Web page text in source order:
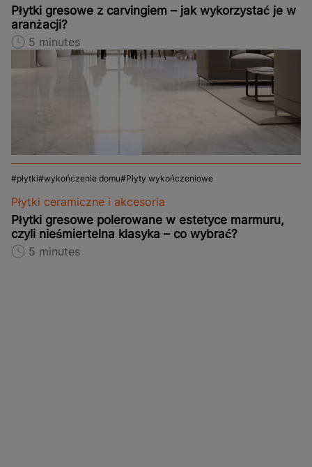
Płytki gresowe z carvingiem – jak wykorzystać je w
aranżacji?
5 minutes
płytki wykończenie domu Płyty wykończeniowe
Płytki ceramiczne i akcesoria
Płytki gresowe polerowane w estetyce marmuru,
czyli nieśmiertelna klasyka – co wybrać?
5 minutes